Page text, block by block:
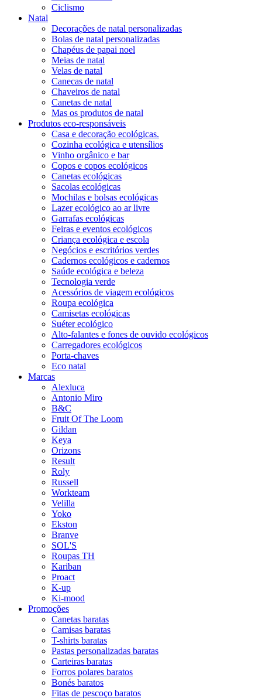
Ciclismo
Natal
Decorações de natal personalizadas
Bolas de natal personalizadas
Chapéus de papai noel
Meias de natal
Velas de natal
Canecas de natal
Chaveiros de natal
Canetas de natal
Mas os produtos de natal
Produtos eco-responsáveis
Casa e decoração ecológicas.
Cozinha ecológica e utensílios
Vinho orgânico e bar
Copos e copos ecológicos
Canetas ecológicas
Sacolas ecológicas
Mochilas e bolsas ecológicas
Lazer ecológico ao ar livre
Garrafas ecológicas
Feiras e eventos ecológicos
Criança ecológica e escola
Negócios e escritórios verdes
Cadernos ecológicos e cadernos
Saúde ecológica e beleza
Tecnologia verde
Acessórios de viagem ecológicos
Roupa ecológica
Camisetas ecológicas
Suéter ecológico
Alto-falantes e fones de ouvido ecológicos
Carregadores ecológicos
Porta-chaves
Eco natal
Marcas
Alexluca
Antonio Miro
B&C
Fruit Of The Loom
Gildan
Keya
Orizons
Result
Roly
Russell
Workteam
Velilla
Yoko
Ekston
Branve
SOL'S
Roupas TH
Kariban
Proact
K-up
Ki-mood
Promoções
Canetas baratas
Camisas baratas
T-shirts baratas
Pastas personalizadas baratas
Carteiras baratas
Forros polares baratos
Bonés baratos
Fitas de pescoço baratos